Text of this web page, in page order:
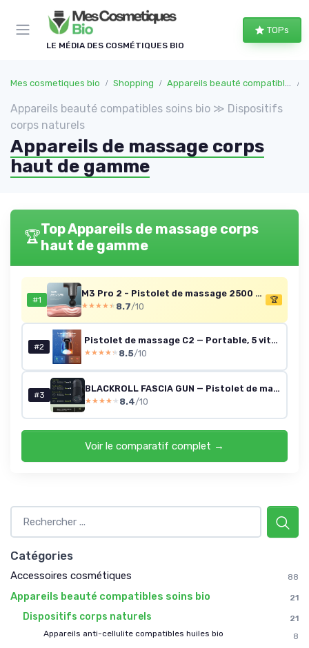
LE MÉDIA DES COSMÉTIQUES BIO
TOPs
Mes cosmetiques bio Shopping Appareils beauté compatibles soins bio
Appareils beauté compatibles soins bio ≫ Dispositifs
corps naturels
Appareils de massage corps
haut de gamme
🏆Top Appareils de massage corps
haut de gamme
#1
M3 Pro 2 - Pistolet de massage 2500 RPM (gris)
★★★★★
★★★★★ 8.7/10
🏆
#2
Pistolet de massage C2 — Portable, 5 vitesses, 5 têtes
★★★★★
★★★★★ 8.5/10
#3
BLACKROLL FASCIA GUN — Pistolet de massage
★★★★★
★★★★★ 8.4/10
Voir le comparatif complet →
Catégories
Accessoires cosmétiques 88
Appareils beauté compatibles soins bio 21
Dispositifs corps naturels
21
Appareils anti-cellulite compatibles huiles bio
8
Panneau de gestion des cookies